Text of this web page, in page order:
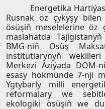
Energetika
Rusnak öz çykyşy
ösüşiň meselelerine öz
maslahatda
BMG-niň Ösüş
institutlarynyň
Merkezi Aziýada
esasy hökmünde 7-nji
Ygtybarly milli
reformalary we
ekologiki ösüşiň we